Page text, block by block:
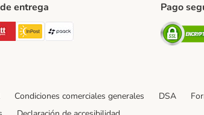
entrega
Shipping Method
CTTExpress Shipping Method
InPost Shipping Method
paack Shipping Method
Pago
Condiciones comerciales generales DSA